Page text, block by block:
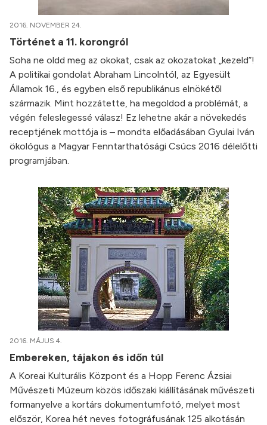
2016. NOVEMBER 24.
Történet a 11. korongról
Soha ne oldd meg az okokat, csak az okozatokat „kezeld”!
A politikai gondolat Abraham Lincolntól, az Egyesült
Államok 16., és egyben első republikánus elnökétől
származik. Mint hozzátette, ha megoldod a problémát, a
végén feleslegessé válasz! Ez lehetne akár a növekedés
receptjének mottója is – mondta előadásában Gyulai Iván
ökológus a Magyar Fenntarthatósági Csúcs 2016 délelőtti
programjában.
2016. MÁJUS 4.
Embereken, tájakon és időn túl
A Koreai Kulturális Központ és a Hopp Ferenc Ázsiai
Művészeti Múzeum közös időszaki kiállításának művészeti
formanyelve a kortárs dokumentumfotó, melyet most
először, Korea hét neves fotográfusának 125 alkotásán